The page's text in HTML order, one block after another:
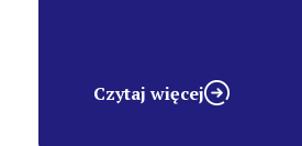
Czytaj więcej